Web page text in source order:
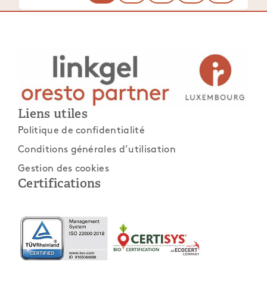
Liens utiles
Politique de confidentialité
Conditions générales d’utilisation
Gestion des cookies
Certifications